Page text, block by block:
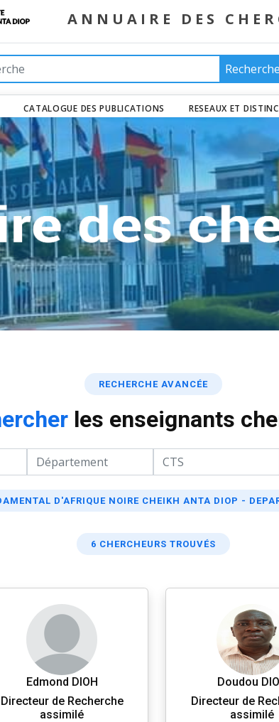
ANNUAIRE DES
CATALOGUE DES PUBLICATIONS RESEAUX ET
RECHERCHE AVANCÉE
les enseignants
D'AFRIQUE NOIRE CHEIKH ANTA DIOP -
6 CHERCHEURS TROUVÉS
Edmond DIOH
Directeur de Recherche
assimilé
Doudou
Directeur de
assimilé